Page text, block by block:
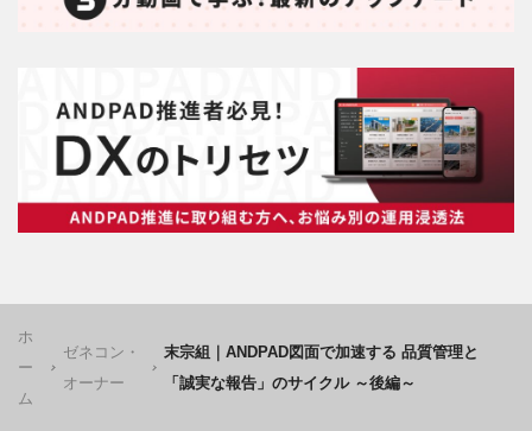
ホ
ー
ム
ゼネコン・
オーナー
末宗組｜ANDPAD図面で加速する 品質管理と
「誠実な報告」のサイクル ～後編～